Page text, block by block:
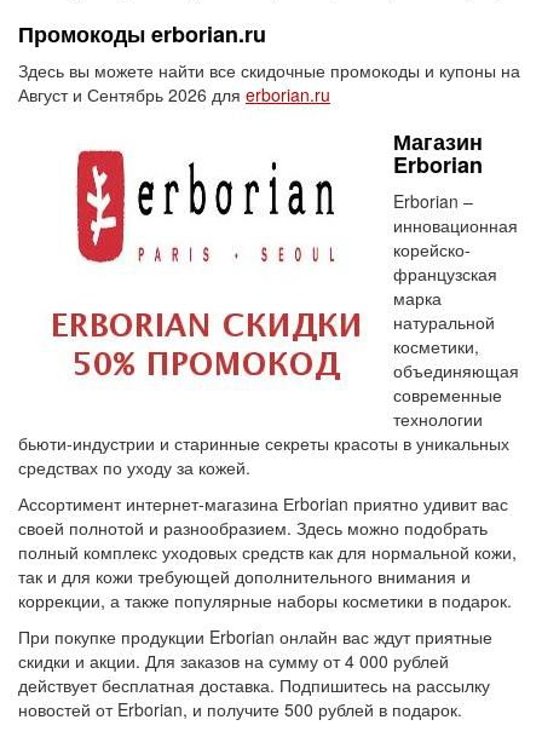
Промокоды erborian.ru
Здесь вы можете найти все скидочные промокоды и купоны на
Август и Сентябрь 2026 для erborian.ru
Магазин
Erborian
Erborian –
инновационная
корейско-
французская
марка
натуральной
косметики,
объединяющая
современные
технологии
бьюти-индустрии и старинные секреты красоты в уникальных
средствах по уходу за кожей.
Ассортимент интернет-магазина Еrborian приятно удивит вас
своей полнотой и разнообразием. Здесь можно подобрать
полный комплекс уходовых средств как для нормальной кожи,
так и для кожи требующей дополнительного внимания и
коррекции, а также популярные наборы косметики в подарок.
При покупке продукции Erborian онлайн вас ждут приятные
скидки и акции. Для заказов на сумму от 4 000 рублей
действует бесплатная доставка. Подпишитесь на рассылку
новостей от Erborian, и получите 500 рублей в подарок.